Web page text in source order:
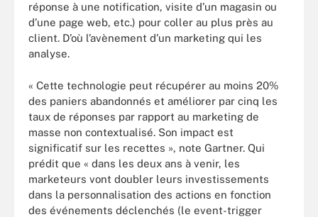
réponse à une notification, visite d’un magasin ou
d’une page web, etc.) pour coller au plus près au
client. D’où l’avènement d’un marketing qui les
analyse.
« Cette technologie peut récupérer au moins 20%
des paniers abandonnés et améliorer par cinq les
taux de réponses par rapport au marketing de
masse non contextualisé. Son impact est
significatif sur les recettes », note Gartner. Qui
prédit que « dans les deux ans à venir, les
marketeurs vont doubler leurs investissements
dans la personnalisation des actions en fonction
des événements déclenchés (le event-trigger